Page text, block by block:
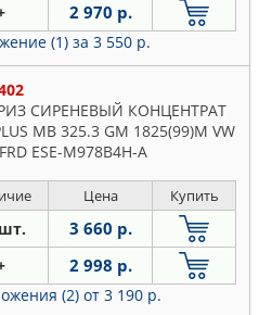
2 970 р.
(1) за 3 550 р.
СИРЕНЕВЫЙ КОНЦЕНТРАТ
MB 325.3 GM 1825(99)M VW
ESE-M978B4H-A
Цена Купить
3 660 р.
2 998 р.
(2) от 3 190 р.